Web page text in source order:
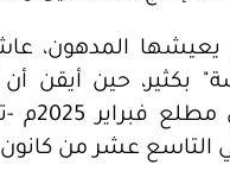
بكثير، حين أيقن
من كانون الثاني/ يناير 2025م،